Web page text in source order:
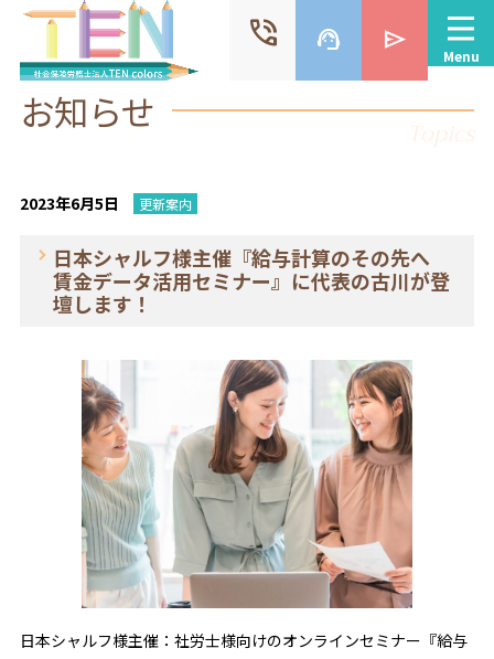
phone_in_talk support_agent send
Menu
お知らせ Topics
2023年6月5日 更新案内
日本シャルフ様主催『給与計算のその先へ
賃金データ活用セミナー』に代表の古川が登
壇します！
日本シャルフ様主催：社労士様向けのオンラインセミナー『給与